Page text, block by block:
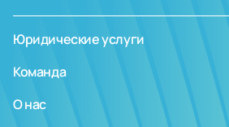
Юридические услуги
Команда
О нас